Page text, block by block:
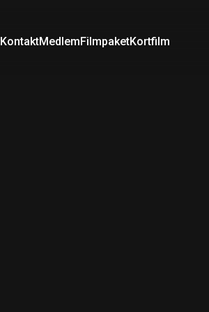
KontaktMedlemFilmpaketKortfilm